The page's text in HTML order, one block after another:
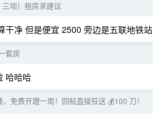
坝）租房求建议
干净 但是便宜 2500 旁边是五联地铁站
套房
哈哈哈
免费开蹬一周！回帖直接狂送 💰100 刀！